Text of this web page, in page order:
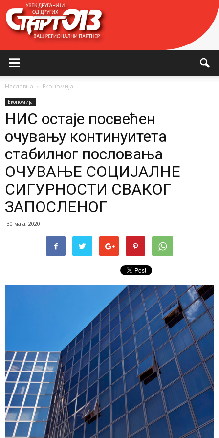
Насловна Економија
Економија
НИС остаје посвећен
очувању континуитета
стабилног пословања
ОЧУВАЊЕ СОЦИЈАЛНЕ
СИГУРНОСТИ СВАКОГ
ЗАПОСЛЕНОГ
30 маја, 2020